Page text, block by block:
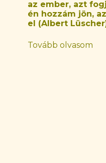
az ember, azt
én hozzám jön,
el (Albert
Tovább olvasom